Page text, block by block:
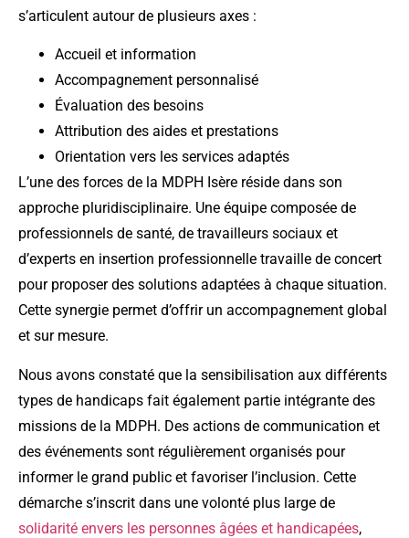
s’articulent autour de plusieurs axes :
Accueil et information
Accompagnement personnalisé
Évaluation des besoins
Attribution des aides et prestations
Orientation vers les services adaptés
L’une des forces de la MDPH Isère réside dans son
approche pluridisciplinaire. Une équipe composée de
professionnels de santé, de travailleurs sociaux et
d’experts en insertion professionnelle travaille de concert
pour proposer des solutions adaptées à chaque situation.
Cette synergie permet d’offrir un accompagnement global
et sur mesure.
Nous avons constaté que la sensibilisation aux différents
types de handicaps fait également partie intégrante des
missions de la MDPH. Des actions de communication et
des événements sont régulièrement organisés pour
informer le grand public et favoriser l’inclusion. Cette
démarche s’inscrit dans une volonté plus large de
solidarité envers les personnes âgées et handicapées,